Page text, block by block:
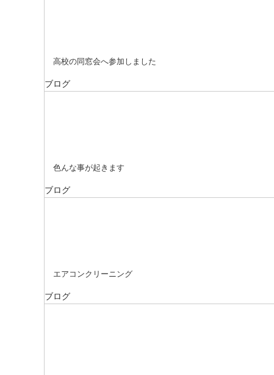
高校の同窓会へ参加しました
ブログ
色んな事が起きます
ブログ
エアコンクリーニング
ブログ